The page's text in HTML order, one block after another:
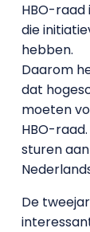
HBO-raad
die
hebben.
Daarom
dat
moeten
HBO-
sturen
De